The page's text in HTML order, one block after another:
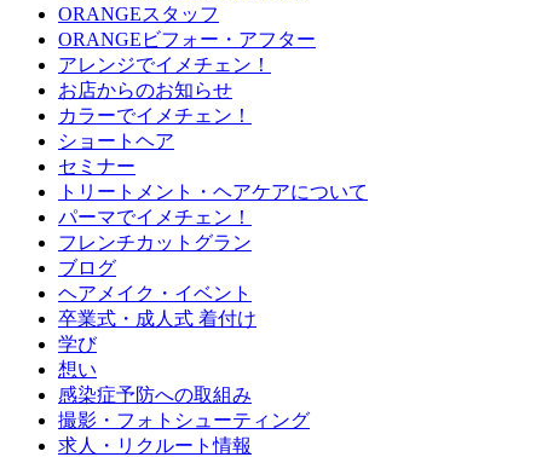
ORANGEスタッフ
ORANGEビフォー・アフター
アレンジでイメチェン！
お店からのお知らせ
カラーでイメチェン！
ショートヘア
セミナー
トリートメント・ヘアケアについて
パーマでイメチェン！
フレンチカットグラン
ブログ
ヘアメイク・イベント
卒業式・成人式 着付け
学び
想い
感染症予防への取組み
撮影・フォトシューティング
求人・リクルート情報